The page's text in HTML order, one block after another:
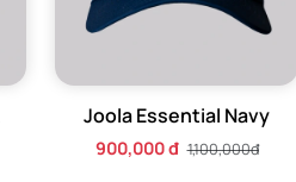
Joola Essential Navy
900,000 đ 1,100,000đ